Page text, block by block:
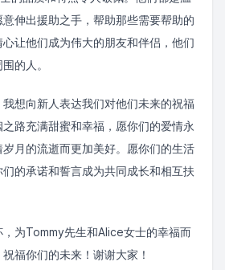
伸出援助之手，帮助那些需要帮助的
让他们成为伟大的朋友和伴侣，他们
的人。
想向新人表达我们对他们未来的祝福
路充满甜蜜和幸福，愿你们的爱情永
月的流逝而更加美好。愿你们的生活
的承诺和誓言成为共同成长和相互扶
为Tommy先生和Alice女士的幸福而
福你们的未来！谢谢大家！